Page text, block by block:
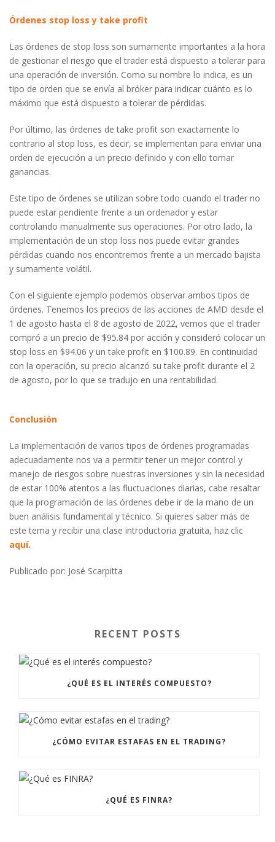
Órdenes stop loss y take profit
Las órdenes de stop loss son sumamente importantes a la hora
de gestionar el riesgo que el trader está dispuesto a tolerar para
una operación de inversión. Como su nombre lo indica, es un
tipo de orden que se envía al bróker para indicar cuánto es lo
máximo que está dispuesto a tolerar de pérdidas.
Por último, las órdenes de take profit son exactamente lo
contrario al stop loss, es decir, se implementan para enviar una
orden de ejecución a un precio definido y con ello tomar
ganancias.
Este tipo de órdenes se utilizan sobre todo cuando el trader no
puede estar pendiente frente a un ordenador y estar
controlando manualmente sus operaciones. Por otro lado, la
implementación de un stop loss nos puede evitar grandes
pérdidas cuando nos encontremos frente a un mercado bajista
y sumamente volátil.
Con el siguiente ejemplo podemos observar ambos tipos de
órdenes. Tenemos los precios de las acciones de AMD desde el
1 de agosto hasta el 8 de agosto de 2022, vemos que el trader
compró a un precio de $95.84 por acción y consideró colocar un
stop loss en $94.06 y un take profit en $100.89. En continuidad
con la operación, su precio alcanzó su take profit durante el 2
de agosto, por lo que se tradujo en una rentabilidad.
Conclusión
La implementación de varios tipos de órdenes programadas
adecuadamente nos va a permitir tener un mejor control y
manejo de riesgos sobre nuestras inversiones y sin la necesidad
de estar 100% atentos a las fluctuaciones diarias, cabe resaltar
que la programación de las órdenes debe ir de la mano de un
buen análisis fundamental y técnico. Si quieres saber más de
este tema y recibir una clase introductoria gratuita, haz clic
aquí.
Publicado por: José Scarpitta
RECENT POSTS
¿QUÉ ES EL INTERÉS COMPUESTO?
¿CÓMO EVITAR ESTAFAS EN EL TRADING?
¿QUÉ ES FINRA?